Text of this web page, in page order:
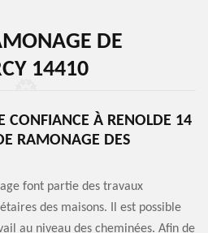
DE
14410
CONFIANCE À RENOLDE 14
RAMONAGE DES
font partie des travaux
des maisons. Il est possible
au niveau des cheminées. Afin de